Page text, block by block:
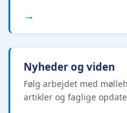
→
Nyheder og viden
Følg arbejdet med
artikler og faglige